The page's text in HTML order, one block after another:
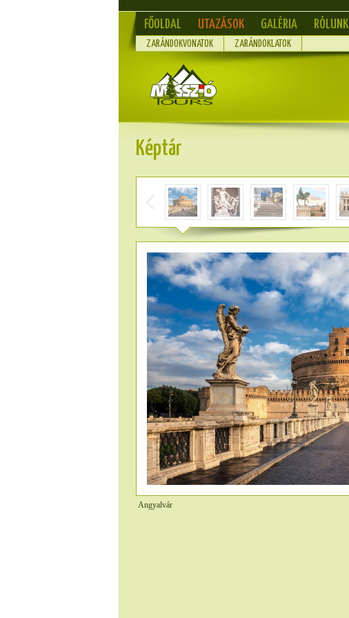
FŐOLDAL UTAZÁSOK GALÉRIA RÓLUNK
ZARÁNDOKVONATOK ZARÁNDOKLATOK
Képtár
Angyalvár